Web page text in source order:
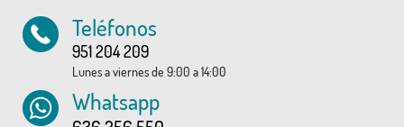
Teléfonos
951 204 209
Lunes a viernes de 9:00 a 14:00
Whatsapp